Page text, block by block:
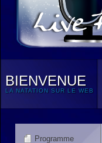
BIENVENUE
LA NATATION SUR LE WEB
Programme